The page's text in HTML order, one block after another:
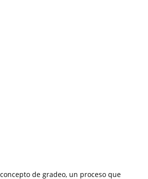
de gradeo, un proceso que